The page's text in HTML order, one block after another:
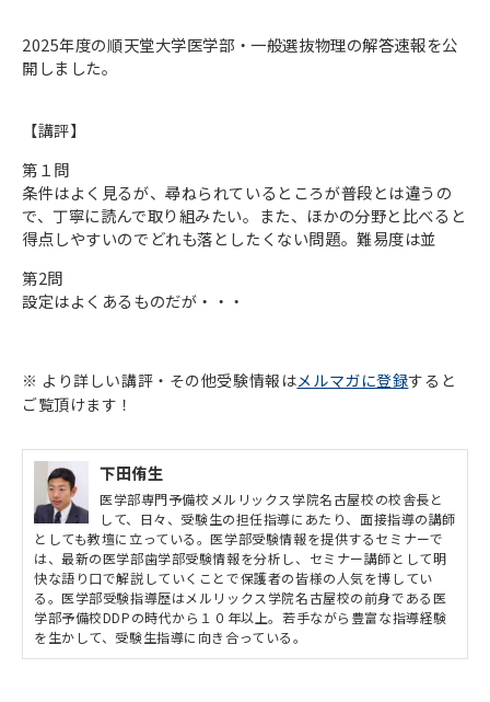
2025年度の順天堂大学医学部・一般選抜物理の解答速報を公
開しました。
【講評】
第１問
条件はよく見るが、尋ねられているところが普段とは違うの
で、丁寧に読んで取り組みたい。また、ほかの分野と比べると
得点しやすいのでどれも落としたくない問題。難易度は並
第2問
設定はよくあるものだが・・・
※ より詳しい講評・その他受験情報はメルマガに登録すると
ご覧頂けます！
下田侑生
医学部専門予備校メルリックス学院名古屋校の校舎長と
して、日々、受験生の担任指導にあたり、面接指導の講師
としても教壇に立っている。医学部受験情報を提供するセミナーで
は、最新の医学部歯学部受験情報を分析し、セミナー講師として明
快な語り口で解説していくことで保護者の皆様の人気を博してい
る。医学部受験指導歴はメルリックス学院名古屋校の前身である医
学部予備校DDPの時代から１０年以上。若手ながら豊富な指導経験
を生かして、受験生指導に向き合っている。